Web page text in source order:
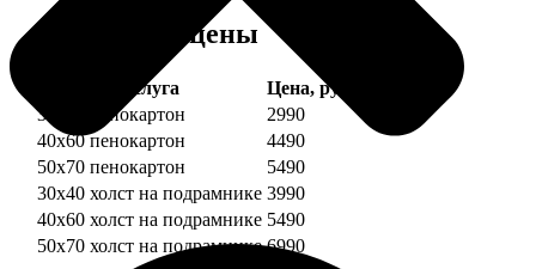
Форматы и цены
Услуга
Цена, руб.
30х40 пенокартон
2990
40х60 пенокартон
4490
50х70 пенокартон
5490
30х40 холст на подрамнике 3990
40х60 холст на подрамнике 5490
50х70 холст на подрамнике 6990